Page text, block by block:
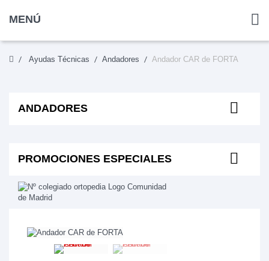
MENÚ
Ayudas Técnicas Andadores Andador CAR de FORTA
ANDADORES
PROMOCIONES ESPECIALES